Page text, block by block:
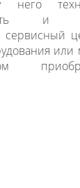
и
сервисный
или